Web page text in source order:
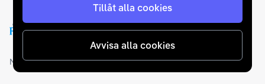
Tillåt alla cookies
Avvisa alla cookies
Medlemskap och utmärkelser